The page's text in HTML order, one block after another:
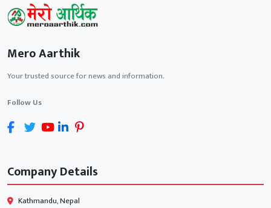
Mero Aarthik
Your trusted source for news and information.
Follow Us
Company Details
Kathmandu, Nepal